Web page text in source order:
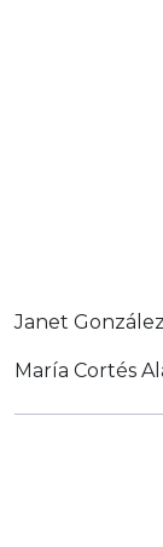
Janet
María Cortés